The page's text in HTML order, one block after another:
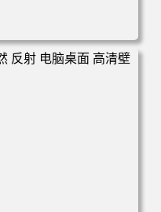
高清壁纸 壁纸下载 壁纸